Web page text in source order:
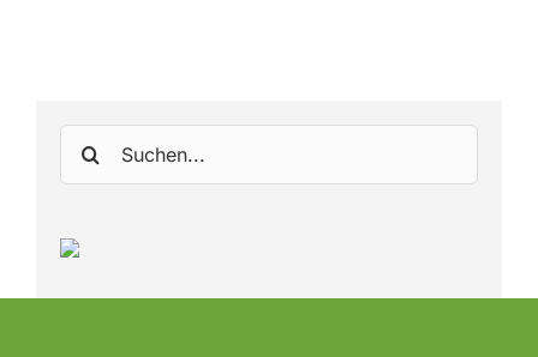
Suche
nach: